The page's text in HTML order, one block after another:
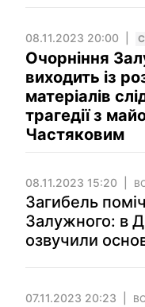
08.11.2023 20:00
Очорніння
виходить із
матеріалів
трагедії з
Частяковим
08.11.2023 15:20
Загибель
Залужного: в
озвучили
07.11.2023 20:23